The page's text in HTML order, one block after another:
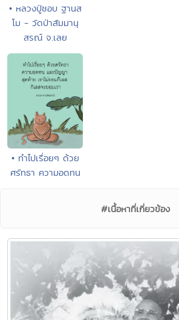
• หลวงปู่ชอบ ฐานส
โม - วัดป่าสัมมานุ
สรณ์ จ.เลย
• ทำไปเรื่อยๆ ด้วย
ศรัทธา ความอดทน
#เนื้อหาที่เกี่ยวข้อง